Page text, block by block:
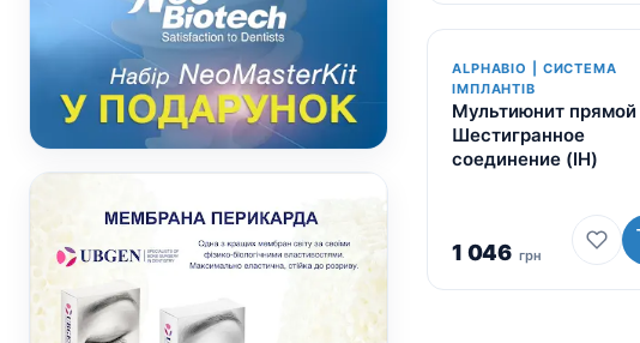
ALPHABIO | СИСТЕМА
ІМПЛАНТІВ
Мультиюнит прямой |
Шестигранное
соединение (IH)
1 046 грн